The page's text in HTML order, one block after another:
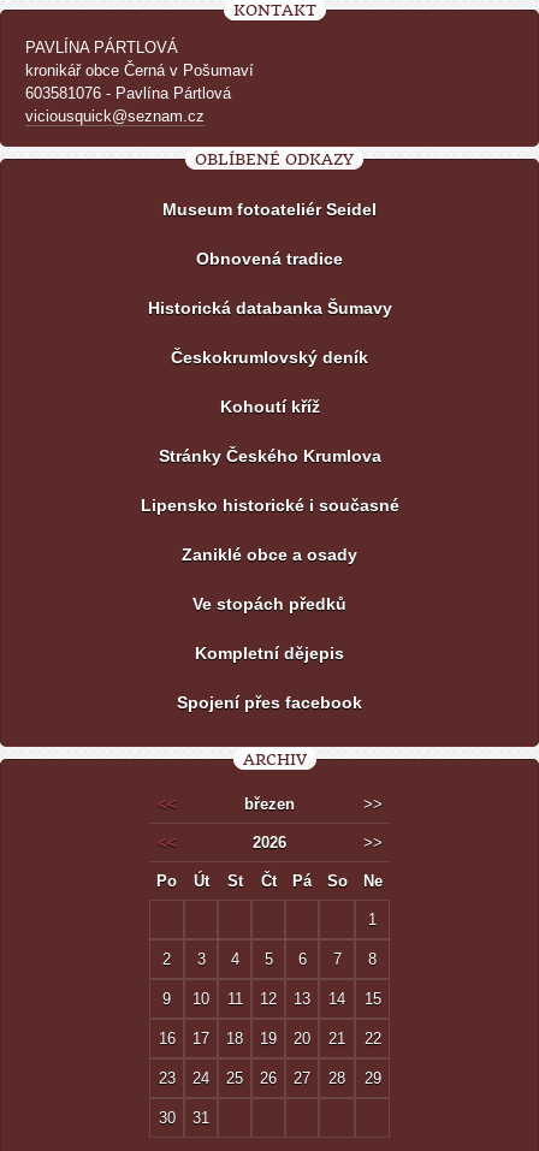
KONTAKT
PAVLÍNA PÁRTLOVÁ
kronikář obce Černá v Pošumaví
603581076 - Pavlína Pártlová
viciousquick@seznam.cz
OBLÍBENÉ ODKAZY
Museum fotoateliér Seidel
Obnovená tradice
Historická databanka Šumavy
Českokrumlovský deník
Kohoutí kříž
Stránky Českého Krumlova
Lipensko historické i současné
Zaniklé obce a osady
Ve stopách předků
Kompletní dějepis
Spojení přes facebook
ARCHIV
<< březen >>
<< 2026 >>
Po Út St Čt Pá So Ne
1
2 3 4 5 6 7 8
9 10 11 12 13 14 15
16 17 18 19 20 21 22
23 24 25 26 27 28 29
30 31